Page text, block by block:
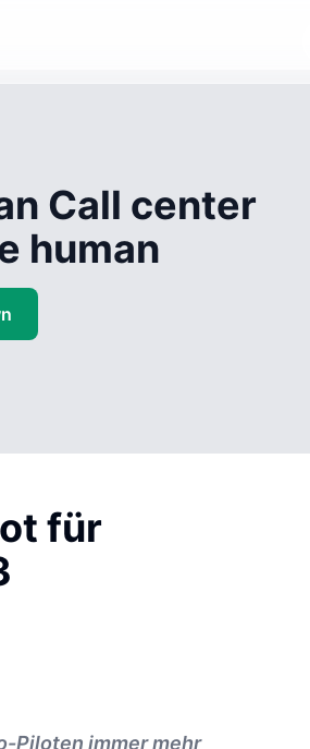
Call center
human
für
Piloten immer mehr